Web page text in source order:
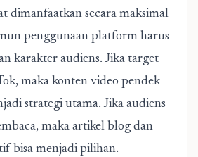
dimanfaatkan secara maksimal
penggunaan platform harus
karakter audiens. Jika target
maka konten video pendek
strategi utama. Jika audiens
maka artikel blog dan
bisa menjadi pilihan.